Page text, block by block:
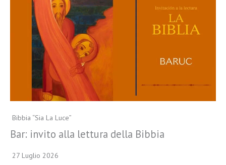
Bibbia “Sia La Luce”
Bar: invito alla lettura della Bibbia
27 Luglio 2026